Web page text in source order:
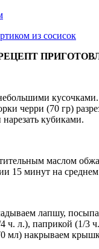
из сосисок
черри (70 гр)
кубиками.
маслом
15 минут на
лапшу,
ч. л.), паприкой (1/3
мл) накрываем